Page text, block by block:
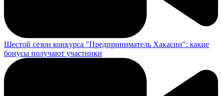
Шестой сезон конкурса "Предприниматель Хакасии": какие
бонусы получают участники